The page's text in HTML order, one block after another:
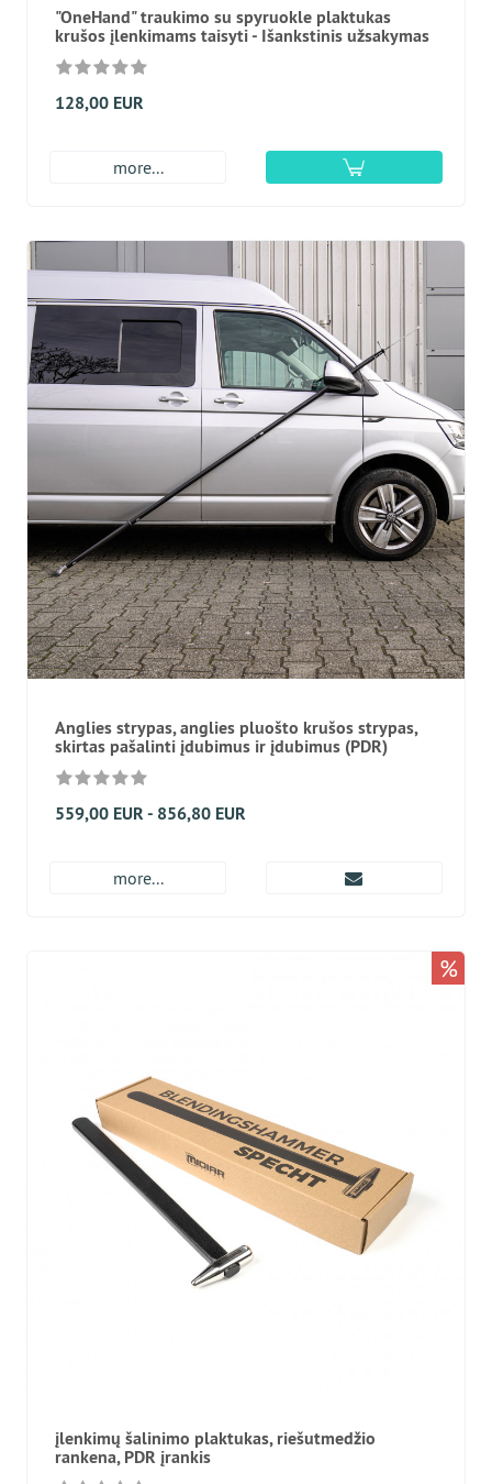
"OneHand" traukimo su spyruokle plaktukas
krušos įlenkimams taisyti - Išankstinis užsakymas
128,00 EUR
more...
Anglies strypas, anglies pluošto krušos strypas,
skirtas pašalinti įdubimus ir įdubimus (PDR)
559,00 EUR - 856,80 EUR
more...
įlenkimų šalinimo plaktukas, riešutmedžio
rankena, PDR įrankis
%